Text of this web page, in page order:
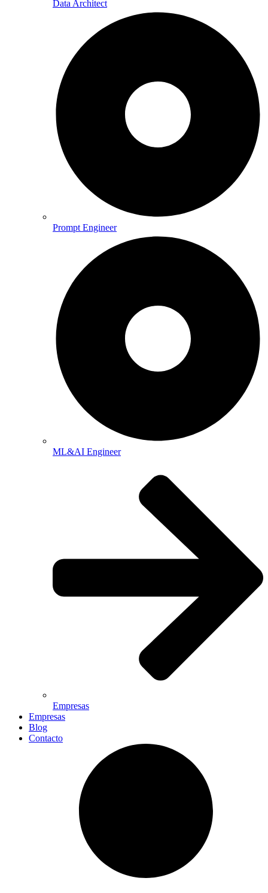
Data Architect
Prompt Engineer
ML&AI Engineer
Empresas
Empresas
Blog
Contacto